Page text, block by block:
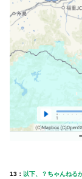
13： 以下、？ちゃんねる